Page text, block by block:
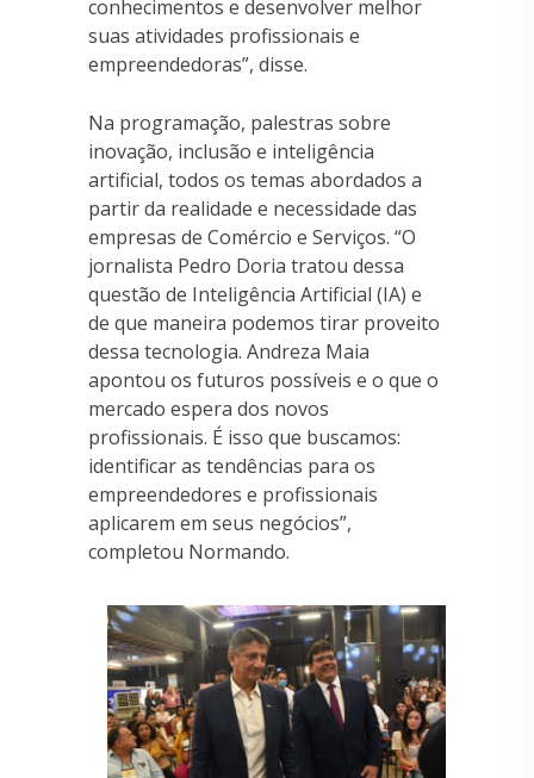
conhecimentos e desenvolver melhor
suas atividades profissionais e
empreendedoras”, disse.
Na programação, palestras sobre
inovação, inclusão e inteligência
artificial, todos os temas abordados a
partir da realidade e necessidade das
empresas de Comércio e Serviços. “O
jornalista Pedro Doria tratou dessa
questão de Inteligência Artificial (IA) e
de que maneira podemos tirar proveito
dessa tecnologia. Andreza Maia
apontou os futuros possíveis e o que o
mercado espera dos novos
profissionais. É isso que buscamos:
identificar as tendências para os
empreendedores e profissionais
aplicarem em seus negócios”,
completou Normando.